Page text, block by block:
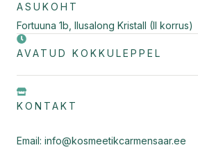
ASUKOHT
Fortuuna 1b, Ilusalong Kristall (II korrus)
AVATUD KOKKULEPPEL
KONTAKT
Email: info@kosmeetikcarmensaar.ee